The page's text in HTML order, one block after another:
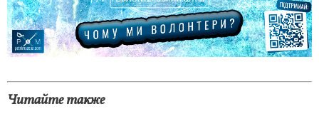
Читайте также